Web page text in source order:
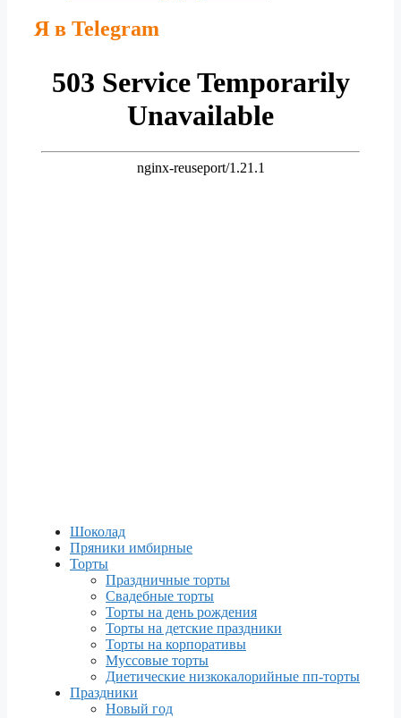
Я в Telegram
Шоколад
Пряники имбирные
Торты
Праздничные торты
Свадебные торты
Торты на день рождения
Торты на детские праздники
Торты на корпоративы
Муссовые торты
Диетические низкокалорийные пп-торты
Праздники
Новый год